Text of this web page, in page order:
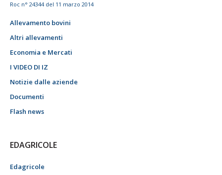
Roc n° 24344 del 11 marzo 2014
Allevamento bovini
Altri allevamenti
Economia e Mercati
I VIDEO DI IZ
Notizie dalle aziende
Documenti
Flash news
EDAGRICOLE
Edagricole